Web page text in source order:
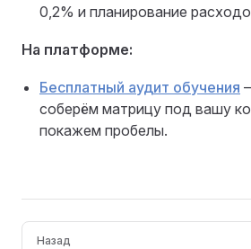
0,2% и планирование
На платформе:
Бесплатный аудит обучения
соберём матрицу под вашу
покажем пробелы.
PagerНазад